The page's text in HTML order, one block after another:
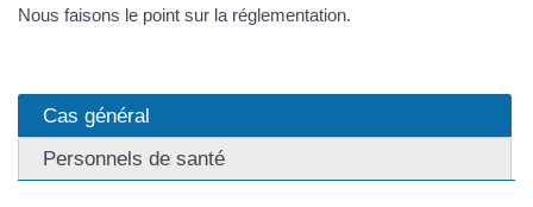
Nous faisons le point sur la réglementation.
Cas général
Personnels de santé